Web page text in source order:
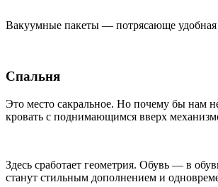
Вакуумные пакеты — потрясающе удобная
Спальня
Это место сакральное. Но почему бы нам
кровать с поднимающимся вверх
Здесь сработает геометрия. Обувь — в
станут стильным дополнением и